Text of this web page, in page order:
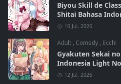
Biyou Skill de
Shitai Bahasa
10 Jul, 2026
Adult , Comedy , Ecchi
Gyakuten Sekai
Indonesia Light
12 Jul, 2026